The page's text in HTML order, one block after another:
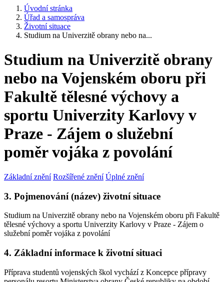
Úvodní stránka
Úřad a samospráva
Životní situace
Studium na Univerzitě obrany nebo na...
Studium na Univerzitě obrany
nebo na Vojenském oboru při
Fakultě tělesné výchovy a
sportu Univerzity Karlovy v
Praze - Zájem o služební
poměr vojáka z povolání
Základní znění Rozšířené znění Úplné znění
3. Pojmenování (název) životní situace
Studium na Univerzitě obrany nebo na Vojenském oboru při Fakultě
tělesné výchovy a sportu Univerzity Karlovy v Praze - Zájem o
služební poměr vojáka z povolání
4. Základní informace k životní situaci
Příprava studentů vojenských škol vychází z Koncepce přípravy